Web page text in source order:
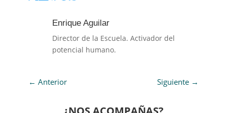
Enrique Aguilar
Director de la Escuela. Activador del
potencial humano.
← Anterior Siguiente →